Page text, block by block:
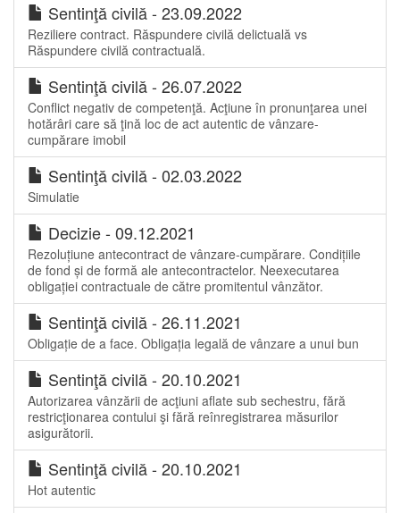
Sentinţă civilă - 23.09.2022
Reziliere contract. Răspundere civilă delictuală vs
Răspundere civilă contractuală.
Sentinţă civilă - 26.07.2022
Conflict negativ de competenţă. Acţiune în pronunţarea unei
hotărâri care să ţină loc de act autentic de vânzare-
cumpărare imobil
Sentinţă civilă - 02.03.2022
Simulatie
Decizie - 09.12.2021
Rezoluțiune antecontract de vânzare-cumpărare. Condițiile
de fond și de formă ale antecontractelor. Neexecutarea
obligației contractuale de către promitentul vânzător.
Sentinţă civilă - 26.11.2021
Obligație de a face. Obligația legală de vânzare a unui bun
Sentinţă civilă - 20.10.2021
Autorizarea vânzării de acţiuni aflate sub sechestru, fără
restricţionarea contului şi fără reînregistrarea măsurilor
asigurătorii.
Sentinţă civilă - 20.10.2021
Hot autentic